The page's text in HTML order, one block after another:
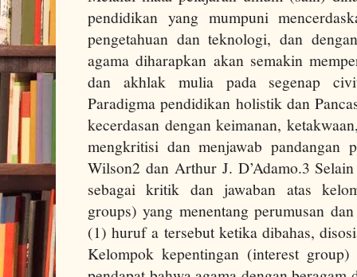
pendidikan yang mumpuni
pengetahuan dan teknologi, dan
agama diharapkan akan semakin
dan akhlak mulia pada segenap
Paradigma pendidikan holistik dan
kecerdasan dengan keimanan,
mengkritisi dan menjawab pandangan
Wilson2 dan Arthur J. D’Adamo.3
sebagai kritik dan jawaban atas
groups) yang menentang perumusan
(1) huruf a tersebut ketika dibahas,
Kelompok kepentingan (interest